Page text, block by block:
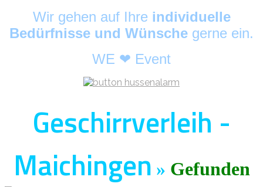
Wir gehen auf Ihre individuelle
Bedürfnisse und Wünsche gerne ein.
WE ❤ Event
Geschirrverleih -
Maichingen » Gefunden